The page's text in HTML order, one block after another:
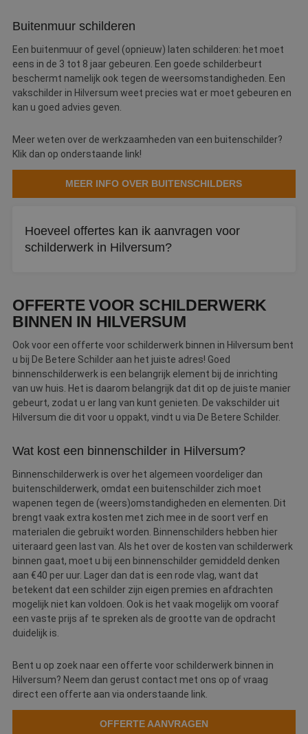
Buitenmuur schilderen
Een buitenmuur of gevel (opnieuw) laten schilderen: het moet
eens in de 3 tot 8 jaar gebeuren. Een goede schilderbeurt
beschermt namelijk ook tegen de weersomstandigheden. Een
vakschilder in Hilversum weet precies wat er moet gebeuren en
kan u goed advies geven.
Meer weten over de werkzaamheden van een buitenschilder?
Klik dan op onderstaande link!
MEER INFO OVER BUITENSCHILDERS
Hoeveel offertes kan ik aanvragen voor
schilderwerk in Hilversum?
schildersbedrijven in Hilversum.
OFFERTE VOOR SCHILDERWERK
BINNEN IN HILVERSUM
Ook voor een offerte voor schilderwerk binnen in Hilversum bent
u bij De Betere Schilder aan het juiste adres! Goed
binnenschilderwerk is een belangrijk element bij de inrichting
van uw huis. Het is daarom belangrijk dat dit op de juiste manier
gebeurt, zodat u er lang van kunt genieten. De vakschilder uit
Hilversum die dit voor u oppakt, vindt u via De Betere Schilder.
Wat kost een binnenschilder in Hilversum?
Binnenschilderwerk is over het algemeen voordeliger dan
buitenschilderwerk, omdat een buitenschilder zich moet
wapenen tegen de (weers)omstandigheden en elementen. Dit
brengt vaak extra kosten met zich mee in de soort verf en
materialen die gebruikt worden. Binnenschilders hebben hier
uiteraard geen last van. Als het over de kosten van schilderwerk
binnen gaat, moet u bij een binnenschilder gemiddeld denken
aan €40 per uur. Lager dan dat is een rode vlag, want dat
betekent dat een schilder zijn eigen premies en afdrachten
mogelijk niet kan voldoen. Ook is het vaak mogelijk om vooraf
een vaste prijs af te spreken als de grootte van de opdracht
duidelijk is.
Bent u op zoek naar een offerte voor schilderwerk binnen in
Hilversum? Neem dan gerust contact met ons op of vraag
direct een offerte aan via onderstaande link.
OFFERTE AANVRAGEN